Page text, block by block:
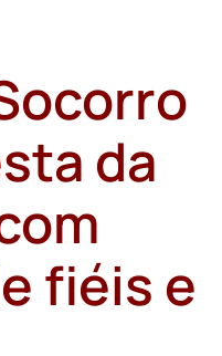
da
fiéis e